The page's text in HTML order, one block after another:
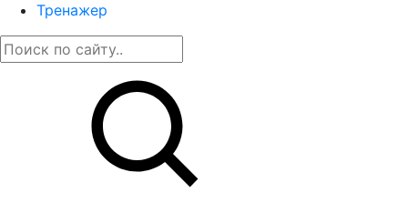
Тренажер